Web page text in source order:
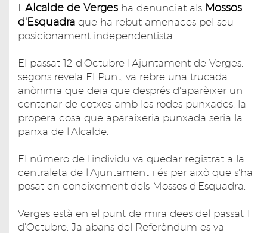
L'Alcalde de Verges ha denunciat als Mossos
d'Esquadra que ha rebut amenaces pel seu
posicionament independentista.
El passat 12 d'Octubre l'Ajuntament de Verges,
segons revela El Punt, va rebre una trucada
anònima que deia que després d'aparèixer un
centenar de cotxes amb les rodes punxades, la
propera cosa que aparaixeria punxada seria la
panxa de l'Alcalde.
El número de l'individu va quedar registrat a la
centraleta de l'Ajuntament i és per això que s'ha
posat en coneixement dels Mossos d'Esquadra.
Verges està en el punt de mira dees del passat 1
d'Octubre. Ja abans del Referèndum es va